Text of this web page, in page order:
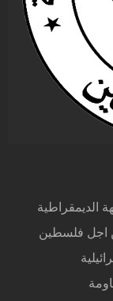
الديمقراطية
اجل فلسطين